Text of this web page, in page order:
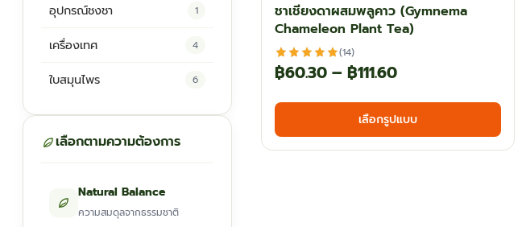
อุปกรณ์ชงชา 1
เครื่องเทศ 4
ใบสมุนไพร 6
เลือกตามความต้องการ
Natural Balance
ความสมดุลจากธรรมชาติ
ชาเชียงดาผสมพลูคาว (Gymnema
Chameleon Plant Tea)
(14)
฿60.30 – ฿111.60Price
range:
฿60.30
through
เลือกรูปแบบ
This
has